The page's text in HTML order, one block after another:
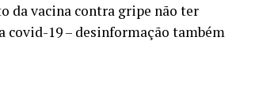
da vacina contra gripe não ter
19 – desinformação também